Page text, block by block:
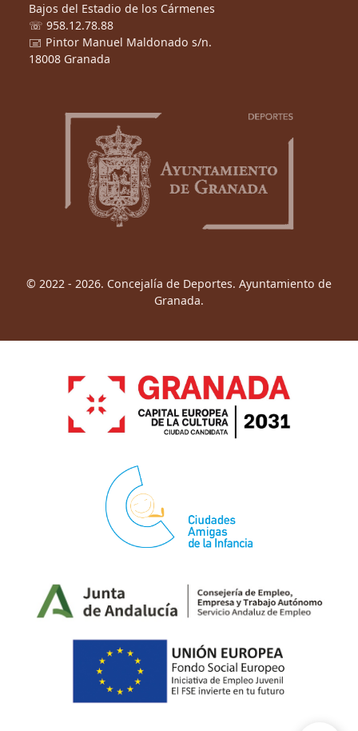
Bajos del Estadio de los Cármenes
☏ 958.12.78.88
🖃 Pintor Manuel Maldonado s/n.
18008 Granada
© 2022 - 2026. Concejalía de Deportes. Ayuntamiento de
Granada.